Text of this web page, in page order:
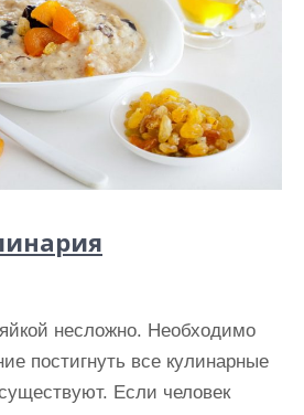
несложно. Необходимо
постигнуть все кулинарные
Если человек